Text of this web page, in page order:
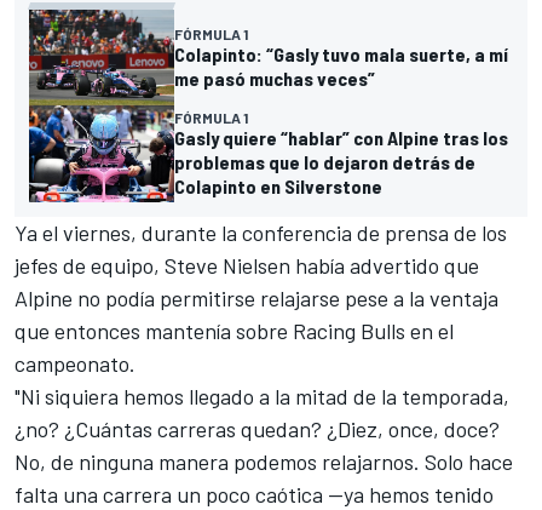
FÓRMULA 1
Colapinto: “Gasly tuvo mala suerte, a mí
me pasó muchas veces”
FÓRMULA 1
Gasly quiere “hablar” con Alpine tras los
problemas que lo dejaron detrás de
Colapinto en Silverstone
Ya el viernes, durante la conferencia de prensa de los
jefes de equipo, Steve Nielsen había advertido que
Alpine no podía permitirse relajarse pese a la ventaja
que entonces mantenía sobre Racing Bulls en el
campeonato.
"Ni siquiera hemos llegado a la mitad de la temporada,
¿no? ¿Cuántas carreras quedan? ¿Diez, once, doce?
No, de ninguna manera podemos relajarnos. Solo hace
falta una carrera un poco caótica —ya hemos tenido